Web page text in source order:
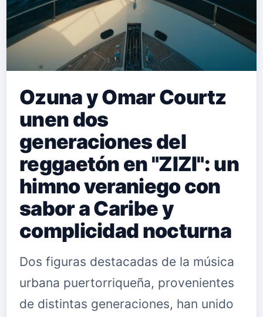
contundente y moderna, sin perder la
esencia qu…
Ozuna y Omar Courtz
unen dos
generaciones del
reggaetón en "ZIZI": un
himno veraniego con
sabor a Caribe y
complicidad nocturna
Dos figuras destacadas de la música
urbana puertorriqueña, provenientes
de distintas generaciones, han unido